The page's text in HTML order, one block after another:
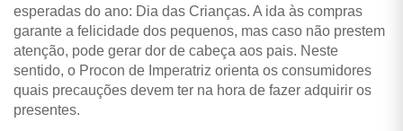
esperadas do ano: Dia das Crianças. A ida às compras
garante a felicidade dos pequenos, mas caso não prestem
atenção, pode gerar dor de cabeça aos pais. Neste
sentido, o Procon de Imperatriz orienta os consumidores
quais precauções devem ter na hora de fazer adquirir os
presentes.